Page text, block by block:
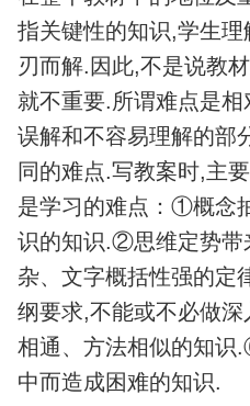
指关键性的知识,学生
刃而解.因此,不是说教
就不重要.所谓难点是
误解和不容易理解的部
同的难点.写教案时,主
是学习的难点：①概念
识的知识.②思维定势
杂、文字概括性强的
纲要求,不能或不必做
相通、方法相似的知
中而造成困难的知识.